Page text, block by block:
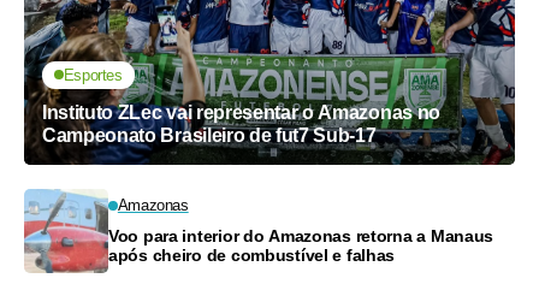
Esportes
Instituto ZLec vai representar o Amazonas no
Campeonato Brasileiro de fut7 Sub-17
Amazonas
Voo para interior do Amazonas retorna a Manaus
após cheiro de combustível e falhas